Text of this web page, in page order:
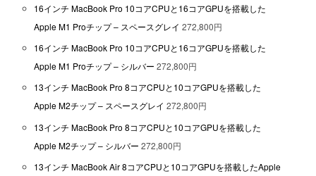
16インチ MacBook Pro 10コアCPUと16コアGPUを搭載した
Apple M1 Proチップ – スペースグレイ 272,800円
16インチ MacBook Pro 10コアCPUと16コアGPUを搭載した
Apple M1 Proチップ – シルバー 272,800円
13インチ MacBook Pro 8コアCPUと10コアGPUを搭載した
Apple M2チップ – スペースグレイ 272,800円
13インチ MacBook Pro 8コアCPUと10コアGPUを搭載した
Apple M2チップ – シルバー 272,800円
13インチ MacBook Air 8コアCPUと10コアGPUを搭載したApple